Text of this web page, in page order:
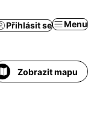
Přihlásit se Menu
Zobrazit mapu